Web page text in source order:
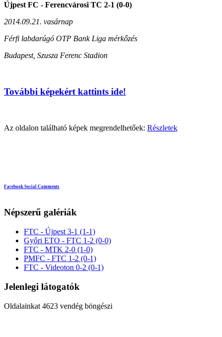
Újpest FC - Ferencvárosi TC 2-1 (0-0)
2014.09.21. vasárnap
Férfi labdarúgó OTP Bank Liga mérkőzés
Budapest, Szusza Ferenc Stadion
További képekért kattints ide!
Az oldalon található képek megrendelhetőek: Részletek
Facebook Social Comments
Népszerű galériák
FTC - Újpest 3-1 (1-1)
Győri ETO - FTC 1-2 (0-0)
FTC - MTK 2-0 (1-0)
PMFC - FTC 1-2 (0-1)
FTC - Videoton 0-2 (0-1)
Jelenlegi látogatók
Oldalainkat 4623 vendég böngészi